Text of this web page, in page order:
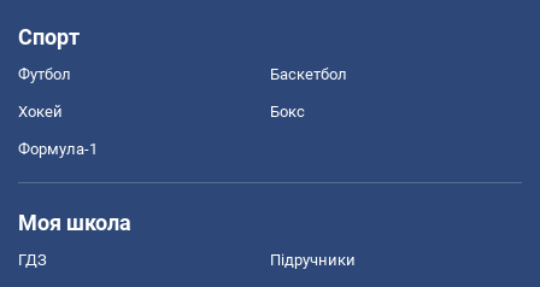
Спорт
Футбол Баскетбол
Хокей Бокс
Формула-1
Моя школа
ГДЗ Підручники